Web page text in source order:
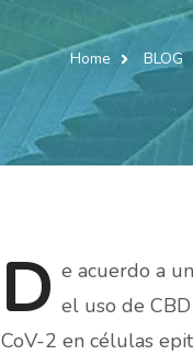
Home BLOG
D e acuerdo a
el uso de
CoV-2 en células